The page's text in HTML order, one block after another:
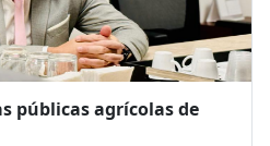
públicas agrícolas de